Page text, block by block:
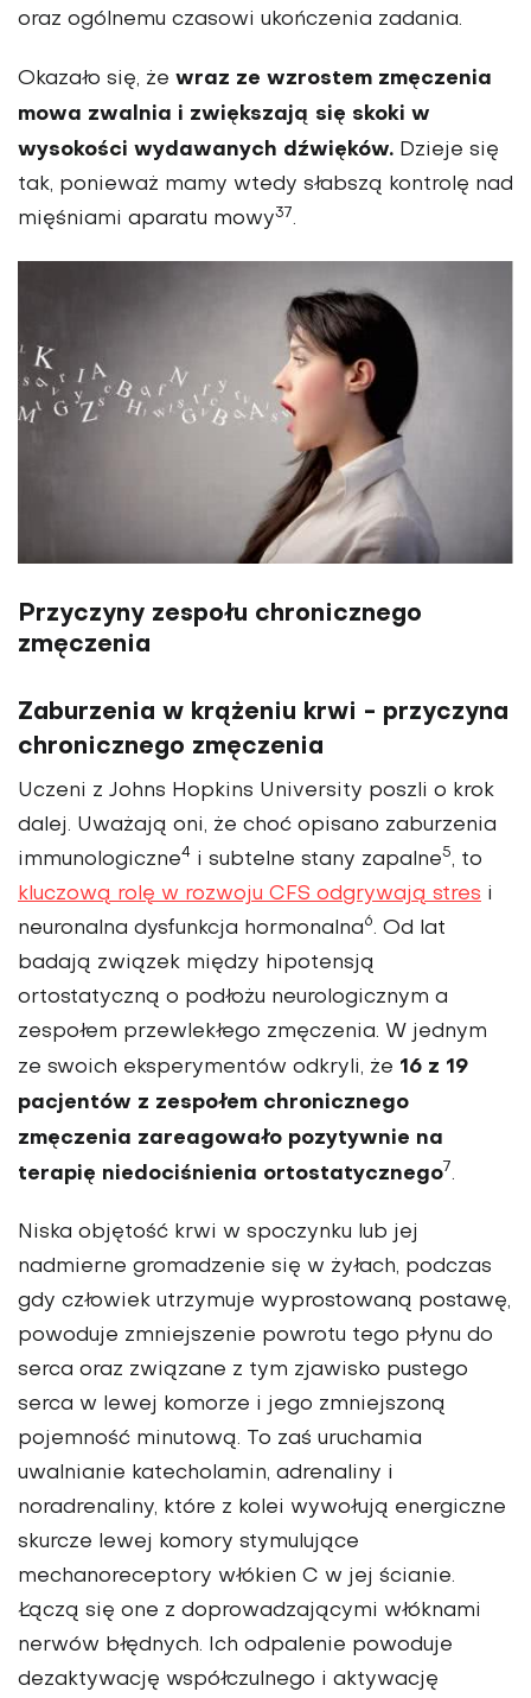
oraz ogólnemu czasowi ukończenia zadania.
Okazało się, że wraz ze wzrostem zmęczenia
mowa zwalnia i zwiększają się skoki w
wysokości wydawanych dźwięków. Dzieje się
tak, ponieważ mamy wtedy słabszą kontrolę nad
mięśniami aparatu mowy37.
Przyczyny zespołu chronicznego
zmęczenia
Zaburzenia w krążeniu krwi - przyczyna
chronicznego zmęczenia
Uczeni z Johns Hopkins University poszli o krok
dalej. Uważają oni, że choć opisano zaburzenia
immunologiczne4 i subtelne stany zapalne5, to
kluczową rolę w rozwoju CFS odgrywają stres i
neuronalna dysfunkcja hormonalna6. Od lat
badają związek między hipotensją
ortostatyczną o podłożu neurologicznym a
zespołem przewlekłego zmęczenia. W jednym
ze swoich eksperymentów odkryli, że 16 z 19
pacjentów z zespołem chronicznego
zmęczenia zareagowało pozytywnie na
terapię niedociśnienia ortostatycznego7.
Niska objętość krwi w spoczynku lub jej
nadmierne gromadzenie się w żyłach, podczas
gdy człowiek utrzymuje wyprostowaną postawę,
powoduje zmniejszenie powrotu tego płynu do
serca oraz związane z tym zjawisko pustego
serca w lewej komorze i jego zmniejszoną
pojemność minutową. To zaś uruchamia
uwalnianie katecholamin, adrenaliny i
noradrenaliny, które z kolei wywołują energiczne
skurcze lewej komory stymulujące
mechanoreceptory włókien C w jej ścianie.
Łączą się one z doprowadzającymi włóknami
nerwów błędnych. Ich odpalenie powoduje
dezaktywację współczulnego i aktywację